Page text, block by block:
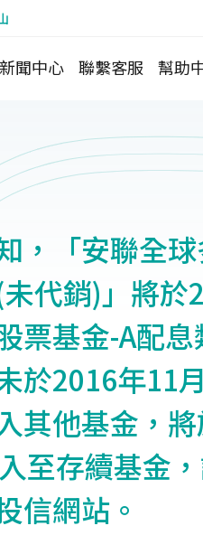
新聞中心 聯繫客服 幫助
，「安聯全
代銷)」將於
票基金-A配
於2016年11
其他基金，
至存續基金
信網站。